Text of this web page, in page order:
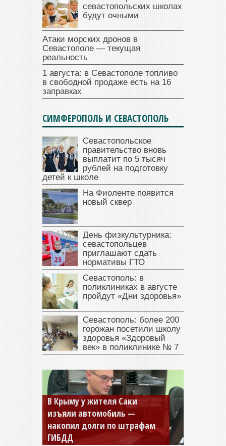
севастопольских школах
будут очными
Атаки морских дронов в
Севастополе — текущая
реальность
1 августа: в Севастополе топливо
в свободной продаже есть на 16
заправках
СИМФЕРОПОЛЬ И СЕВАСТОПОЛЬ
Севастопольское
правительство вновь
выплатит по 5 тысяч
рублей на подготовку
детей к школе
На Фиоленте появится
новый сквер
День физкультурника:
севастопольцев
приглашают сдать
нормативы ГТО
Севастополь: в
поликлиниках в августе
пройдут «Дни здоровья»
Севастополь: более 200
горожан посетили школу
здоровья «Здоровый
век» в поликлинике № 7
В Крыму у жителя Саки
изъяли автомобиль —
накопил долги по штрафам
ГИБДД
Севастопольская компания
заплатила 877 тысяч рублей
долга — арестовали счета